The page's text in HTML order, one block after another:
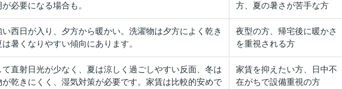
必要になる場合も。
方、夏の暑さが苦手な方
西日が入り、夕方から暖かい。洗濯物は夕方によく乾き
は暑くなりやすい傾向にあります。
夜型の方、帰宅後に暖かさ
を重視される方
直射日光が少なく、夏は涼しく過ごしやすい反面、冬は
が乾きにくく、湿気対策が必要です。家賃は比較的安めで
家賃を抑えたい方、日中不
在がちで設備重視の方